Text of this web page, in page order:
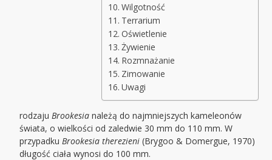
Wilgotność
Terrarium
Oświetlenie
Żywienie
Rozmnażanie
Zimowanie
Uwagi
rodzajuBrookesia należą do najmniejszych kameleonów
świata, o wielkości od zaledwie 30 mm do 110 mm. W
przypadkuBrookesia therezieni (Brygoo & Domergue, 1970)
długość ciała wynosi do 100 mm.